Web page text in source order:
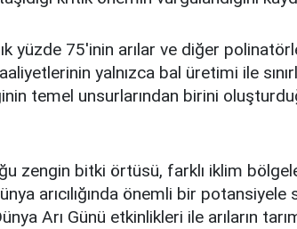
yüzde 75'inin arılar ve diğer
faaliyetlerinin yalnızca bal üretimi ile
temel unsurlarından birini
zengin bitki örtüsü, farklı iklim
arıcılığında önemli bir
Arı Günü etkinlikleri ile arıların